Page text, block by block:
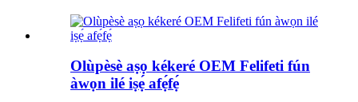
Olùpèsè aṣọ kékeré OEM Felifeti fún
àwọn ilé iṣẹ́ afẹ́fẹ́